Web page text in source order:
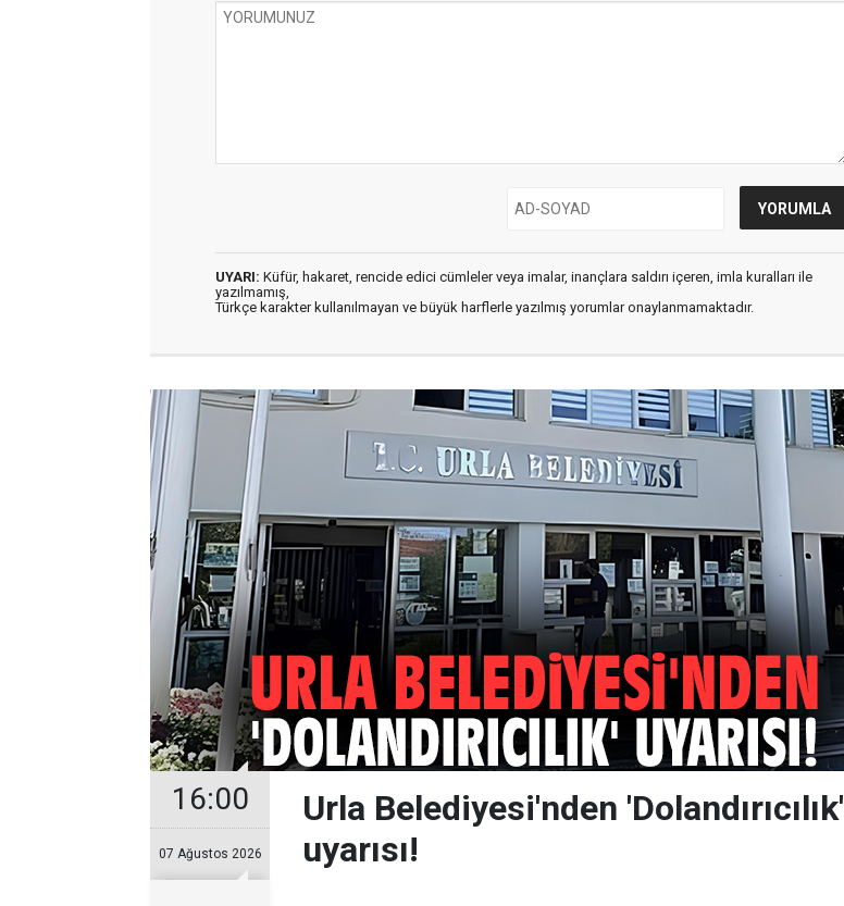
UYARI: Küfür, hakaret, rencide edici cümleler veya imalar, inançlara saldırı içeren, imla kuralları ile
yazılmamış,
Türkçe karakter kullanılmayan ve büyük harflerle yazılmış yorumlar onaylanmamaktadır.
16:00
07 Ağustos 2026
Urla Belediyesi'nden 'Dolandırıcılık'
uyarısı!